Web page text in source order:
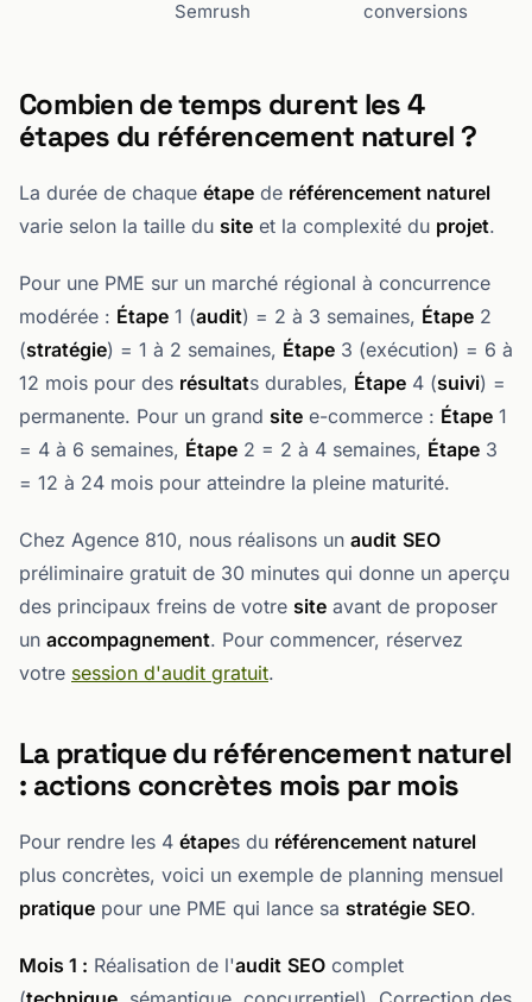
Semrush
conversions
Combien de temps durent les 4
étapes du référencement naturel ?
La durée de chaque étape de référencement naturel
varie selon la taille du site et la complexité du projet.
Pour une PME sur un marché régional à concurrence
modérée : Étape 1 (audit) = 2 à 3 semaines, Étape 2
(stratégie) = 1 à 2 semaines, Étape 3 (exécution) = 6 à
12 mois pour des résultats durables, Étape 4 (suivi) =
permanente. Pour un grand site e-commerce : Étape 1
= 4 à 6 semaines, Étape 2 = 2 à 4 semaines, Étape 3
= 12 à 24 mois pour atteindre la pleine maturité.
Chez Agence 810, nous réalisons un audit SEO
préliminaire gratuit de 30 minutes qui donne un aperçu
des principaux freins de votre site avant de proposer
un accompagnement. Pour commencer, réservez
votre session d'audit gratuit.
La pratique du référencement naturel
: actions concrètes mois par mois
Pour rendre les 4 étapes du référencement naturel
plus concrètes, voici un exemple de planning mensuel
pratique pour une PME qui lance sa stratégie SEO.
Mois 1 : Réalisation de l'audit SEO complet